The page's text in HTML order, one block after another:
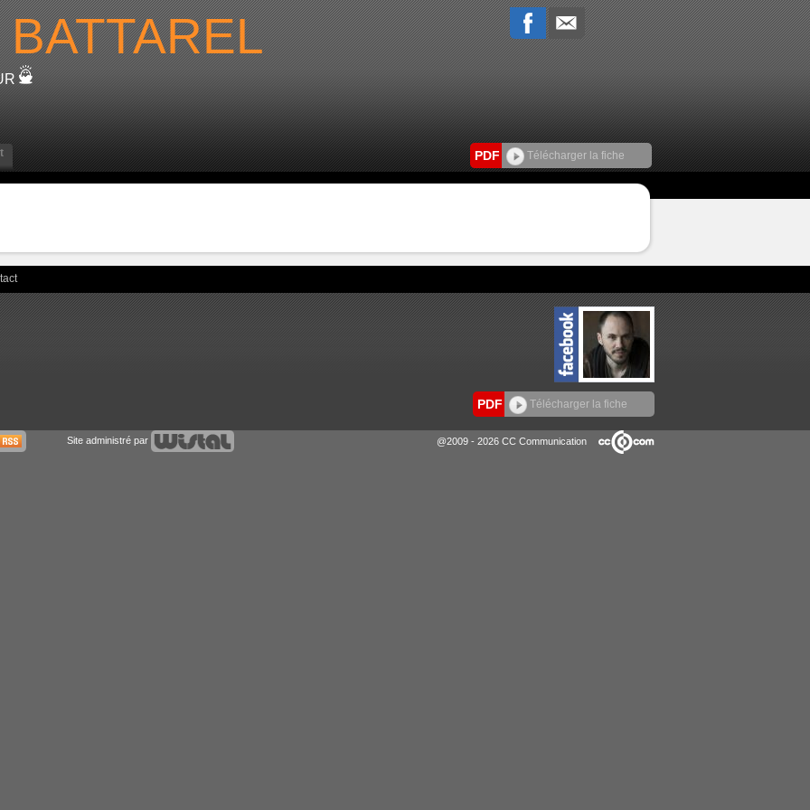
BATTAREL
PDF Télécharger la fiche
PDF Télécharger la fiche
Site administré par @2009 - 2026 CC Communication